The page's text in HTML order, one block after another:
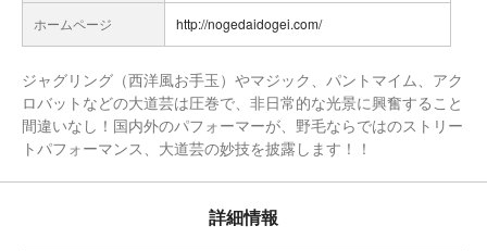
ホームページ http://nogedaidogei.com/
ジャグリング（西洋風お手玉）やマジック、パントマイム、アク
ロバットなどの大道芸は圧巻で、非日常的な光景に興奮すること
間違いなし！国内外のパフォーマーが、野毛ならではのストリー
詳細情報